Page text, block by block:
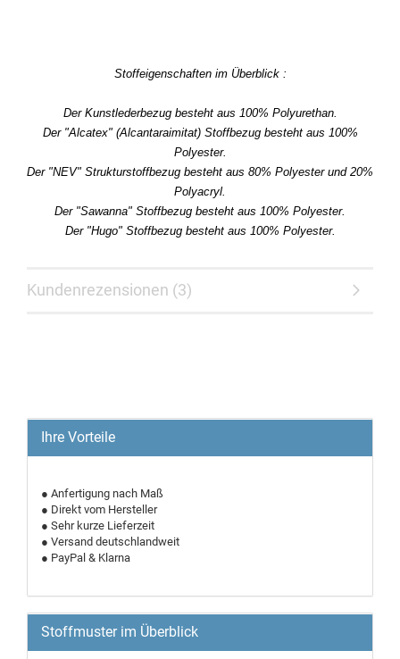
Stoffeigenschaften im Überblick :
Der Kunstlederbezug besteht aus 100% Polyurethan.
Der "Alcatex" (Alcantaraimitat) Stoffbezug besteht aus 100%
Polyester.
Der "NEV" Strukturstoffbezug besteht aus 80% Polyester und 20%
Polyacryl.
Der "Sawanna" Stoffbezug besteht aus 100% Polyester.
Der "Hugo" Stoffbezug besteht aus 100% Polyester.
Kundenrezensionen (3)
Ihre Vorteile
● Anfertigung nach Maß
● Direkt vom Hersteller
● Sehr kurze Lieferzeit
● Versand deutschlandweit
● PayPal & Klarna
Stoffmuster im Überblick